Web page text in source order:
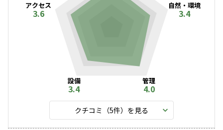
自然・環境
3.4
管理
4.0
設備
3.4
アクセス
3.6
クチコミ（5件）を見る